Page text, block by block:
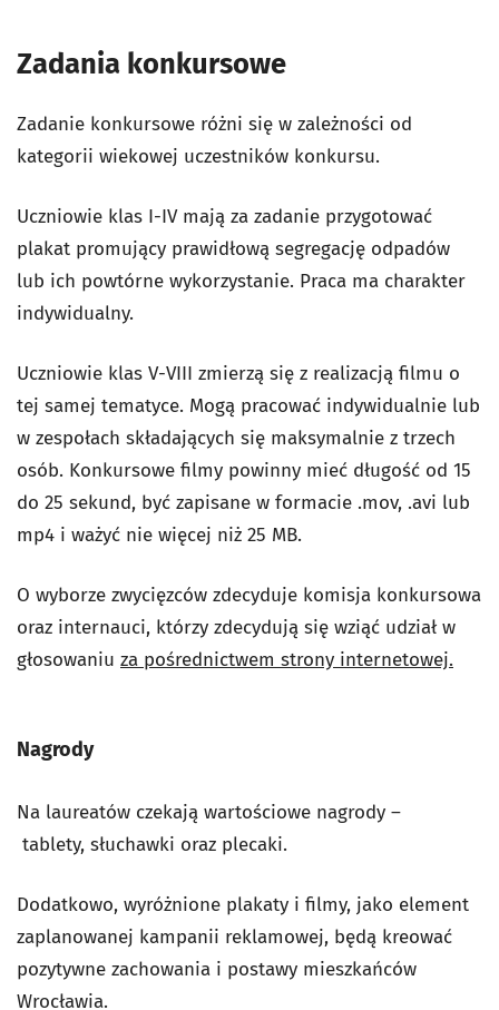
Zadania konkursowe
Zadanie konkursowe różni się w zależności od
kategorii wiekowej uczestników konkursu.
Uczniowie klas I-IV mają za zadanie przygotować
plakat promujący prawidłową segregację odpadów
lub ich powtórne wykorzystanie. Praca ma charakter
indywidualny.
Uczniowie klas V-VIII zmierzą się z realizacją filmu o
tej samej tematyce. Mogą pracować indywidualnie lub
w zespołach składających się maksymalnie z trzech
osób. Konkursowe filmy powinny mieć długość od 15
do 25 sekund, być zapisane w formacie .mov, .avi lub
mp4 i ważyć nie więcej niż 25 MB.
O wyborze zwycięzców zdecyduje komisja konkursowa
oraz internauci, którzy zdecydują się wziąć udział w
głosowaniu za pośrednictwem strony internetowej.
Nagrody
Na laureatów czekają wartościowe nagrody –
tablety, słuchawki oraz plecaki.
Dodatkowo, wyróżnione plakaty i filmy, jako element
zaplanowanej kampanii reklamowej, będą kreować
pozytywne zachowania i postawy mieszkańców
Wrocławia.